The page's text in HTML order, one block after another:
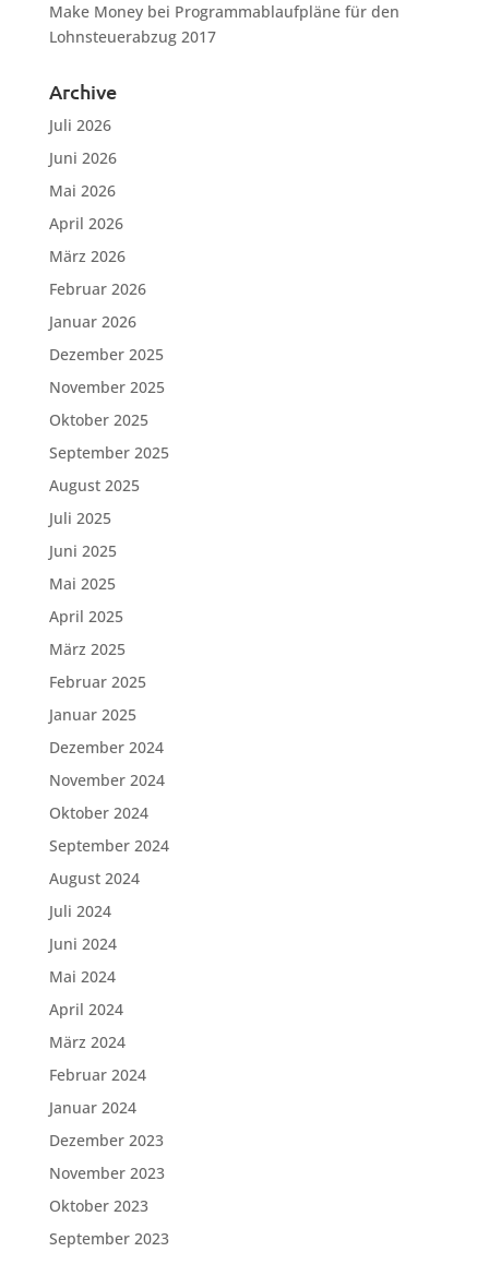
Make Moneybei Programmablaufpläne für den
Lohnsteuerabzug 2017
Archive
Juli 2026
Juni 2026
Mai 2026
April 2026
März 2026
Februar 2026
Januar 2026
Dezember 2025
November 2025
Oktober 2025
September 2025
August 2025
Juli 2025
Juni 2025
Mai 2025
April 2025
März 2025
Februar 2025
Januar 2025
Dezember 2024
November 2024
Oktober 2024
September 2024
August 2024
Juli 2024
Juni 2024
Mai 2024
April 2024
März 2024
Februar 2024
Januar 2024
Dezember 2023
November 2023
Oktober 2023
September 2023